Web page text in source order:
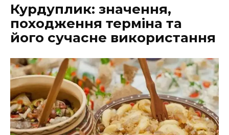
Курдуплик: значення,
походження терміна та
його сучасне використання